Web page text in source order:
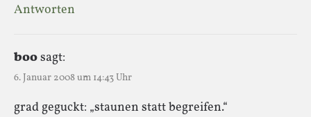
Antworten
boosagt:
6. Januar 2008 um 14:43 Uhr
grad geguckt: „staunen statt begreifen.“